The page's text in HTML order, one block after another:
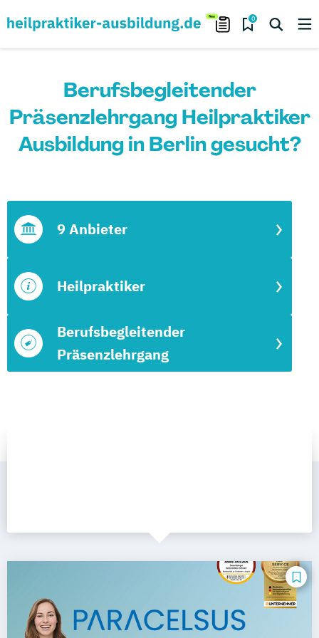
0
Berufsbegleitender
Präsenzlehrgang Heilpraktiker
Ausbildung in Berlin gesucht?
Berufsbegleitender
Präsenzlehrgang
Heilpraktiker
9 Anbieter